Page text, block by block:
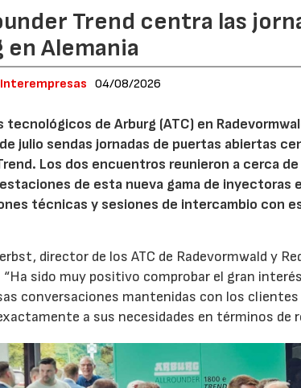
Trend centra las
en Alemania
04/08/2026
tecnológicos de Arburg (ATC) en
julio sendas jornadas de puertas abiertas
Los dos encuentros reunieron a cerca
de esta nueva gama de
técnicas y sesiones de intercambio con
director de los ATC de Radevormwald y
“Ha sido muy positivo comprobar el gran
conversaciones mantenidas con los
a sus necesidades en términos de